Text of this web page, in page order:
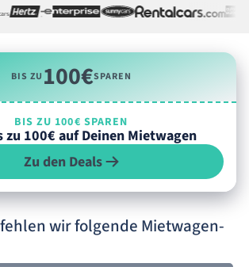
BIS ZU100€SPAREN
BIS ZU 100€ SPAREN
zu 100€ auf Deinen Mietwagen
Zu den Deals
wir folgende Mietwagen-